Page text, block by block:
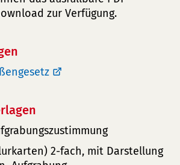
zur Verfügung.
2-fach, mit Darstellung